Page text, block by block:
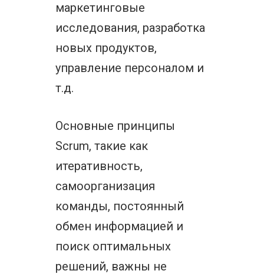
маркетинговые
исследования, разработка
новых продуктов,
управление персоналом и
т.д.
Основные принципы
Scrum, такие как
итеративность,
самоорганизация
команды, постоянный
обмен информацией и
поиск оптимальных
решений, важны не